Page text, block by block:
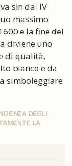
sin dal IV
massimo
e la fine del
diviene uno
di qualità,
bianco e da
simboleggiare
DEGLI
LA